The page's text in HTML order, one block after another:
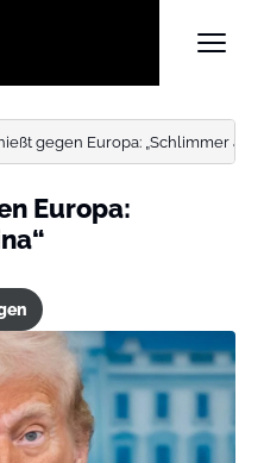
gegen Europa: „Schlimmer als
Europa: